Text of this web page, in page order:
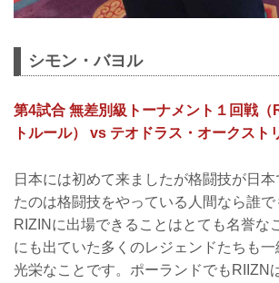
シモン・バヨル
第4試合 無差別級トーナメント１回戦（
トルール） vs テオドラス・オークスト
日本には初めて来ましたが格闘技が日
たのは格闘技をやっている人間なら誰で
RIZINに出場できることはとても名誉な
にも出ていた多くのレジェンドたちも
光栄なことです。ポーランドでもRIIZN